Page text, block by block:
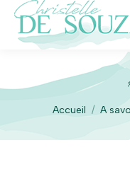
Vous êtes ici :
Accueil A